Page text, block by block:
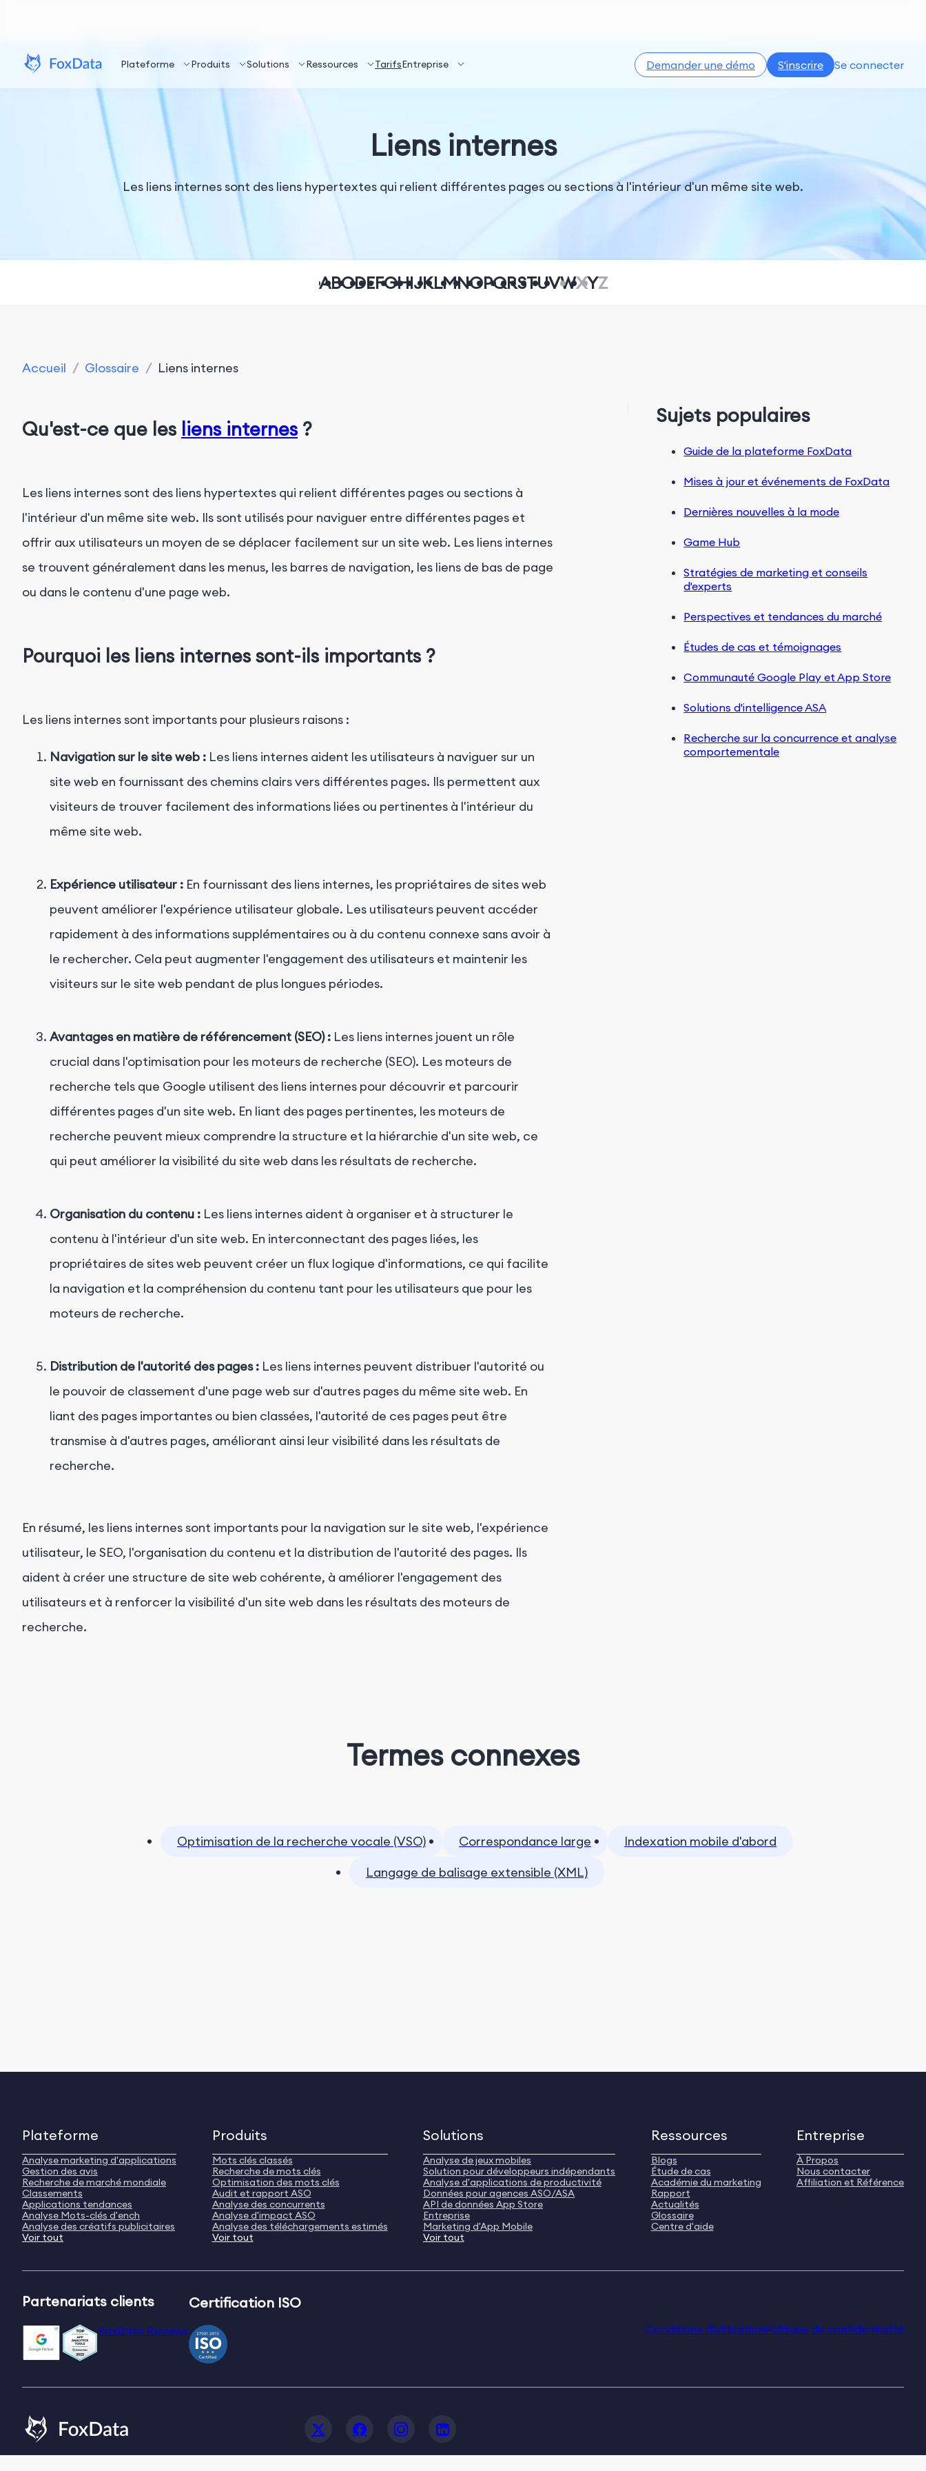
Plateforme Produits Solutions Ressources TarifsEntreprise Demander une démo S'inscrire Se connecter
Liens internes
Les liens internes sont des liens hypertextes qui relient différentes pages ou sections à l'intérieur d'un même site web.
ABCDEFGHIJKLMNOPQRSTUVWXYZ
Accueil / Glossaire / Liens internes
Qu'est-ce que les liens internes ?
Les liens internes sont des liens hypertextes qui relient différentes pages ou sections à
l'intérieur d'un même site web. Ils sont utilisés pour naviguer entre différentes pages et
offrir aux utilisateurs un moyen de se déplacer facilement sur un site web. Les liens internes
se trouvent généralement dans les menus, les barres de navigation, les liens de bas de page
ou dans le contenu d'une page web.
Pourquoi les liens internes sont-ils importants ?
Les liens internes sont importants pour plusieurs raisons :
Navigation sur le site web : Les liens internes aident les utilisateurs à naviguer sur un
site web en fournissant des chemins clairs vers différentes pages. Ils permettent aux
visiteurs de trouver facilement des informations liées ou pertinentes à l'intérieur du
même site web.
Expérience utilisateur : En fournissant des liens internes, les propriétaires de sites web
peuvent améliorer l'expérience utilisateur globale. Les utilisateurs peuvent accéder
rapidement à des informations supplémentaires ou à du contenu connexe sans avoir à
le rechercher. Cela peut augmenter l'engagement des utilisateurs et maintenir les
visiteurs sur le site web pendant de plus longues périodes.
Avantages en matière de référencement (SEO) : Les liens internes jouent un rôle
crucial dans l'optimisation pour les moteurs de recherche (SEO). Les moteurs de
recherche tels que Google utilisent des liens internes pour découvrir et parcourir
différentes pages d'un site web. En liant des pages pertinentes, les moteurs de
recherche peuvent mieux comprendre la structure et la hiérarchie d'un site web, ce
qui peut améliorer la visibilité du site web dans les résultats de recherche.
Organisation du contenu : Les liens internes aident à organiser et à structurer le
contenu à l'intérieur d'un site web. En interconnectant des pages liées, les
propriétaires de sites web peuvent créer un flux logique d'informations, ce qui facilite
la navigation et la compréhension du contenu tant pour les utilisateurs que pour les
moteurs de recherche.
Distribution de l'autorité des pages : Les liens internes peuvent distribuer l'autorité ou
le pouvoir de classement d'une page web sur d'autres pages du même site web. En
liant des pages importantes ou bien classées, l'autorité de ces pages peut être
transmise à d'autres pages, améliorant ainsi leur visibilité dans les résultats de
recherche.
En résumé, les liens internes sont importants pour la navigation sur le site web, l'expérience
utilisateur, le SEO, l'organisation du contenu et la distribution de l'autorité des pages. Ils
aident à créer une structure de site web cohérente, à améliorer l'engagement des
utilisateurs et à renforcer la visibilité d'un site web dans les résultats des moteurs de
recherche.
Sujets populaires
Guide de la plateforme FoxData
Mises à jour et événements de FoxData
Dernières nouvelles à la mode
Game Hub
Stratégies de marketing et conseils
d'experts
Perspectives et tendances du marché
Études de cas et témoignages
Communauté Google Play et App Store
Solutions d'intelligence ASA
Recherche sur la concurrence et analyse
comportementale
Termes connexes
Optimisation de la recherche vocale (VSO) Correspondance large
Indexation mobile d'abord
Langage de balisage extensible (XML)
Plateforme
Analyse marketing d'applications
Gestion des avis
Recherche de marché mondiale
Classements
Applications tendances
Analyse Mots-clés d'ench
Analyse des créatifs publicitaires
Voir tout
Produits
Mots clés classés
Recherche de mots clés
Optimisation des mots clés
Audit et rapport ASO
Analyse des concurrents
Analyse d'impact ASO
Analyse des téléchargements estimés
Voir tout
Solutions
Analyse de jeux mobiles
Solution pour développeurs indépendants
Analyse d'applications de productivité
Données pour agences ASO/ASA
API de données App Store
Entreprise
Marketing d'App Mobile
Voir tout
Ressources
Blogs
Étude de cas
Académie du marketing
Rapport
Actualités
Glossaire
Centre d'aide
Entreprise
À Propos
Nous contacter
Affiliation et Référence
Partenariats clients
FoxData Reviews
Certification ISO
Conditions d'utilisationPolitique de confidentialité